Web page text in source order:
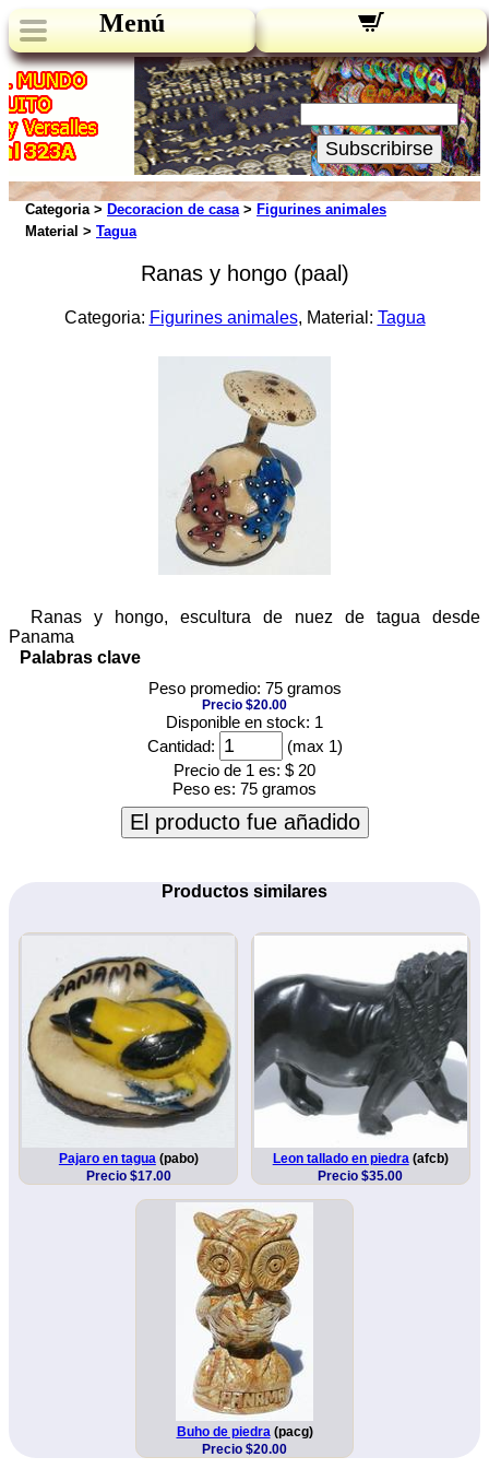
Menú
Novedades:
Su Email:
Subscribirse
Categoria > Decoracion de casa> Figurines animales
Material > Tagua
Ranas y hongo (paal)
Categoria: Figurines animales, Material: Tagua
Ranas y hongo, escultura de nuez de tagua desde
Panama
Palabras clave
Peso promedio: 75 gramos
Precio $20.00
Disponible en stock: 1
Cantidad:
(max 1)
Precio de 1 es: $ 20
Peso es: 75 gramos
El producto fue añadido
Productos similares
Pajaro en tagua(pabo)
Precio $17.00
Leon tallado en piedra(afcb)
Precio $35.00
Buho de piedra(pacg)
Precio $20.00